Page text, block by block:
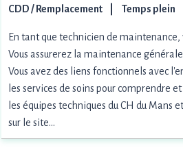
CDD / Remplacement Temps plein
En tant que technicien de
Vous assurerez la maintenance
Vous avez des liens fonctionnels avec
les services de soins pour comprendre
les équipes techniques du CH du Mans
sur le site…